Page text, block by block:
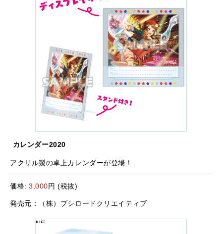
カレンダー2020
アクリル製の卓上カレンダーが登場！
価格:3,000円 (税抜)
発売元：（株）ブシロードクリエイティブ
NE